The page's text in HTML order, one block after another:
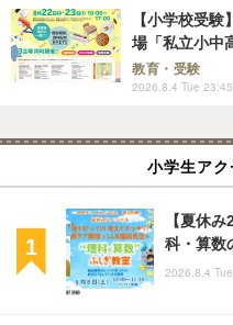
【小学校受
場「私立小中
教育・受験
2026.8.4 Tue 23:45
小学生ア
【夏休
科・算数
2026.8.4